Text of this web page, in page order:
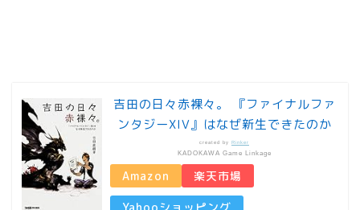
吉田の日々赤裸々。 『ファイナルファ
ンタジーXIV』はなぜ新生できたのか
created by Rinker
KADOKAWA Game Linkage
Amazon 楽天市場